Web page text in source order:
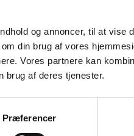
og annoncer, til at vise
din brug af vores
Vores partnere kan
brug af deres tjenester.
Præferencer
typer af tømrerarbejde –
du får det bedste resultat
sikre, at de er tilfredse med